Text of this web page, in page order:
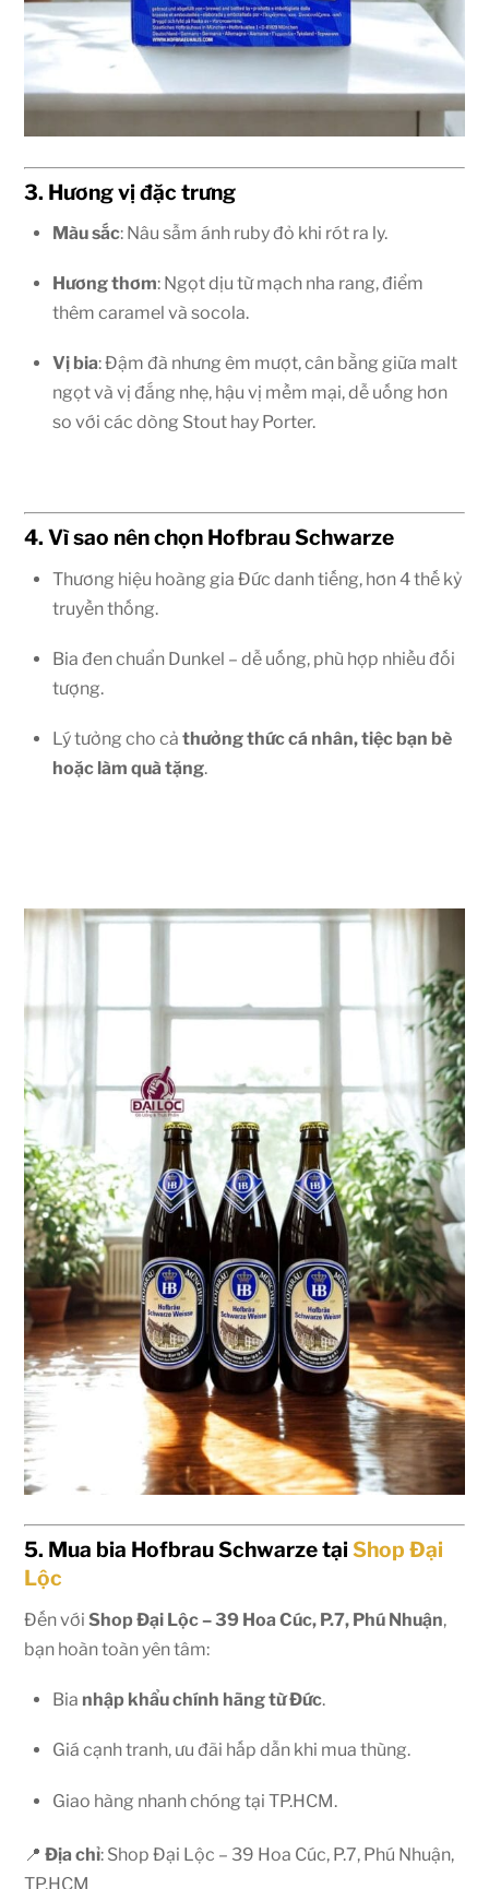
3. Hương vị đặc trưng
Màu sắc: Nâu sẫm ánh ruby đỏ khi rót ra ly.
Hương thơm: Ngọt dịu từ mạch nha rang, điểm
thêm caramel và socola.
Vị bia: Đậm đà nhưng êm mượt, cân bằng giữa malt
ngọt và vị đắng nhẹ, hậu vị mềm mại, dễ uống hơn
so với các dòng Stout hay Porter.
4. Vì sao nên chọn Hofbrau Schwarze
Thương hiệu hoàng gia Đức danh tiếng, hơn 4 thế kỷ
truyền thống.
Bia đen chuẩn Dunkel – dễ uống, phù hợp nhiều đối
tượng.
Lý tưởng cho cả thưởng thức cá nhân, tiệc bạn bè
hoặc làm quà tặng.
5. Mua bia Hofbrau Schwarze tạiShop Đại
Lộc
Đến vớiShop Đại Lộc – 39 Hoa Cúc, P.7, Phú Nhuận,
bạn hoàn toàn yên tâm:
Bia nhập khẩu chính hãng từ Đức.
Giá cạnh tranh, ưu đãi hấp dẫn khi mua thùng.
Giao hàng nhanh chóng tại TP.HCM.
📍Địa chỉ: Shop Đại Lộc – 39 Hoa Cúc, P.7, Phú Nhuận,
TP.HCM